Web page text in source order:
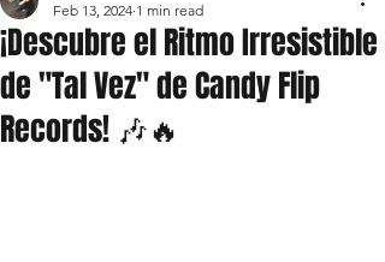
¡Descubre el Ritmo Irresistible
de "Tal Vez" de Candy Flip
Records! 🎶🔥
Feb 13, 2024 1 min read